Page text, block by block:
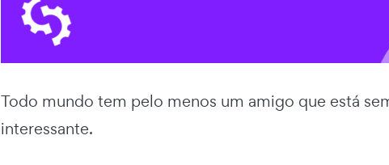
Todo mundo tem pelo menos um amigo que está
interessante.